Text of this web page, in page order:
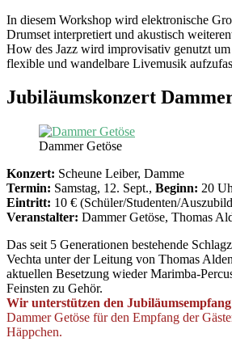
In diesem Workshop wird elektronische
Drumset interpretiert und akustisch
How des Jazz wird improvisativ genutzt
flexible und wandelbare Livemusik
Jubiläumskonzert
Dammer Getöse
Konzert: Scheune Leiber, Damme
Termin: Samstag, 12. Sept., Beginn: 20
Eintritt: 10 € (Schüler/Studenten/
Veranstalter: Dammer Getöse, Thomas
Das seit 5 Generationen bestehende
Vechta unter der Leitung von Thomas
aktuellen Besetzung wieder Marimba-
Feinsten zu Gehör.
Wir unterstützen den Jubiläumsempfang
Dammer Getöse für den Empfang der
Häppchen.